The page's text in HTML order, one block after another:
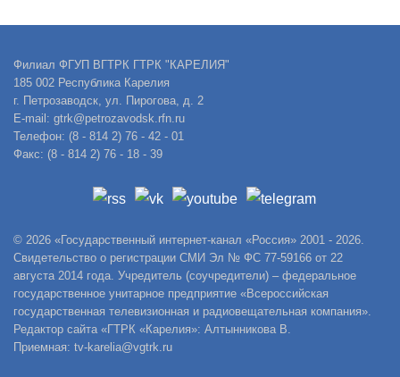
Филиал ФГУП ВГТРК ГТРК "КАРЕЛИЯ"
185 002 Республика Карелия
г. Петрозаводск, ул. Пирогова, д. 2
E-mail: gtrk@petrozavodsk.rfn.ru
Телефон: (8 - 814 2) 76 - 42 - 01
Факс: (8 - 814 2) 76 - 18 - 39
© 2026 «Государственный интернет-канал «Россия» 2001 - 2026.
Свидетельство о регистрации СМИ Эл № ФС 77-59166 от 22
августа 2014 года. Учредитель (соучредители) – федеральное
государственное унитарное предприятие «Всероссийская
государственная телевизионная и радиовещательная компания».
Редактор сайта «ГТРК «Карелия»: Алтынникова В.
Приемная: tv-karelia@vgtrk.ru